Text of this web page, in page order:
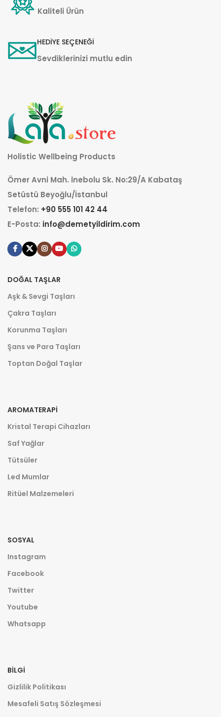
Kaliteli Ürün
HEDİYE SEÇENEĞİ
Sevdiklerinizi mutlu edin
Holistic Wellbeing Products
Ömer Avni Mah. İnebolu Sk. No:29/A Kabataş
Setüstü Beyoğlu/İstanbul
Telefon: +90 555 101 42 44
E-Posta: info@demetyildirim.com
DOĞAL TAŞLAR
Aşk & Sevgi Taşları
Çakra Taşları
Korunma Taşları
Şans ve Para Taşları
Toptan Doğal Taşlar
AROMATERAPI
Kristal Terapi Cihazları
Saf Yağlar
Tütsüler
Led Mumlar
Ritüel Malzemeleri
SOSYAL
Instagram
Facebook
Twitter
Youtube
Whatsapp
BILGI
Gizlilik Politikası
Mesafeli Satış Sözleşmesi